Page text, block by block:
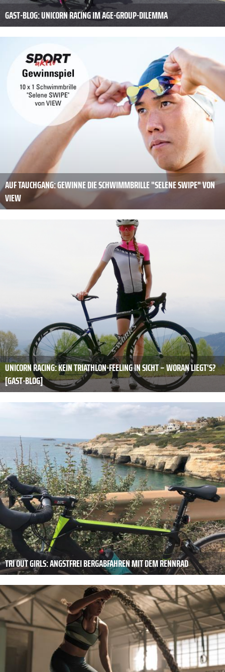
GAST-BLOG: UNICORN RACING IM AGE-GROUP-DILEMMA
AUF TAUCHGANG: GEWINNE DIE SCHWIMMBRILLE "SELENE SWIPE" VON
VIEW
UNICORN RACING: KEIN TRIATHLON-FEELING IN SICHT – WORAN LIEGT'S?
[GAST-BLOG]
TRI OUT GIRLS: ANGSTFREI BERGABFAHREN MIT DEM RENNRAD